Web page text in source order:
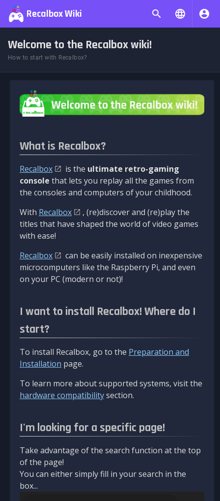
Recalbox Wiki
Welcome to the Recalbox wiki!
How to start with Recalbox?
What is Recalbox?
Recalbox is the ultimate retro-gaming
console that lets you replay all the games from
the consoles and computers of your childhood.
With Recalbox
, (re)discover and (re)play the
titles that have shaped the world of video games
with ease!
Recalbox
can be easily installed on inexpensive
microcomputers like the Raspberry Pi, and even
on your PC (modern or not)!
I want to install Recalbox! Where do I
start?
To install Recalbox, go to the Preparation and
Installation page.
To learn more about supported systems, visit the
hardware compatibilitysection.
I'm looking for a specific page!
Take advantage of the search function at the top
of the page!
You can either simply fill in your search in the
box...